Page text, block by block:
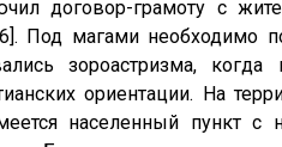
договор-грамоту с
Под магами необходимо
зороастризма, когда
ориентации. На
населенный пункт с